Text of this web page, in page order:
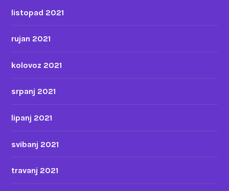
listopad 2021
rujan 2021
kolovoz 2021
srpanj 2021
lipanj 2021
svibanj 2021
travanj 2021